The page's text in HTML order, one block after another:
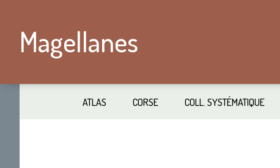
contenu
principal
secondary
navigation
Magellanes
ATLAS CORSE COLL. SYSTÉMATIQUE